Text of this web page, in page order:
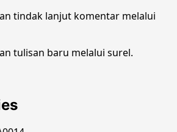
tindak lanjut komentar melalui
tulisan baru melalui surel.